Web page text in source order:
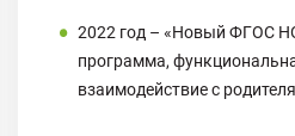
2022 год – «Новый ФГОС
программа,
взаимодействие с